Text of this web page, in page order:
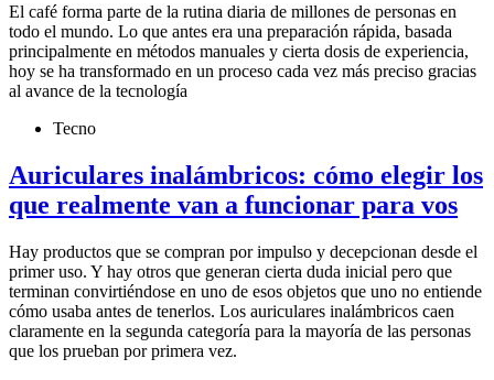
El café forma parte de la rutina diaria de millones de personas en
todo el mundo. Lo que antes era una preparación rápida, basada
principalmente en métodos manuales y cierta dosis de experiencia,
hoy se ha transformado en un proceso cada vez más preciso gracias
al avance de la tecnología
Tecno
Auriculares inalámbricos: cómo elegir los
que realmente van a funcionar para vos
Hay productos que se compran por impulso y decepcionan desde el
primer uso. Y hay otros que generan cierta duda inicial pero que
terminan convirtiéndose en uno de esos objetos que uno no entiende
cómo usaba antes de tenerlos. Los auriculares inalámbricos caen
claramente en la segunda categoría para la mayoría de las personas
que los prueban por primera vez.